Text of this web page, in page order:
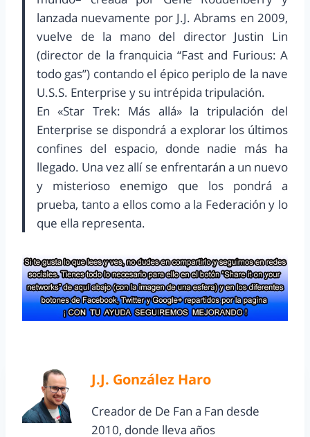
lanzada nuevamente por J.J. Abrams en 2009,
vuelve de la mano del director Justin Lin
(director de la franquicia “Fast and Furious: A
todo gas”) contando el épico periplo de la nave
U.S.S. Enterprise y su intrépida tripulación.
En «Star Trek: Más allá» la tripulación del
Enterprise se dispondrá a explorar los últimos
confines del espacio, donde nadie más ha
llegado. Una vez allí se enfrentarán a un nuevo
y misterioso enemigo que los pondrá a
prueba, tanto a ellos como a la Federación y lo
que ella representa.
J.J. González Haro
Creador de De Fan a Fan desde
2010, donde lleva años